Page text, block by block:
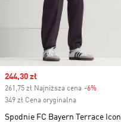
Sale price
244,30 zł
261,75 zł Najniższa cena -6%
349 zł Cena oryginalna
Spodnie FC Bayern Terrace